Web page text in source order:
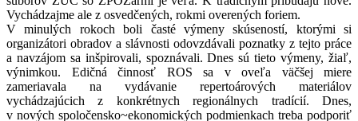
Vychádzajme ale z osvedčených, rokmi overených foriem.
V minulých rokoch boli časté výmeny skúseností, ktorými si
organizátori obradov a slávnosti odovzdávali poznatky z tejto práce
a navzájom sa inšpirovali, spoznávali. Dnes sú tieto výmeny, žiaľ,
výnimkou. Edičná činnosť ROS sa v oveľa väčšej miere
zameriavala na vydávanie repertoárových materiálov
vychádzajúcich z konkrétnych regionálnych tradícií. Dnes,
v nových spoločensko~ekonomických podmienkach treba podporiť